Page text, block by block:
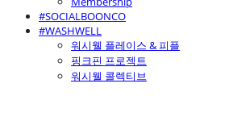
#SOCIALBOONCO
#WASHWELL
워시웰 플레이스 & 피플
핑크핀 프로젝트
워시웰 콜렉티브